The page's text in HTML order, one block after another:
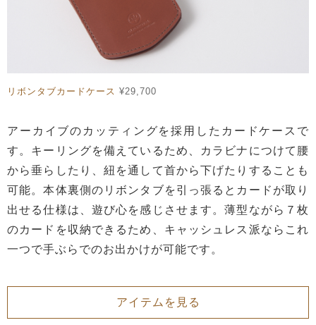
リボンタブカードケース ¥29,700
アーカイブのカッティングを採用したカードケースで
す。キーリングを備えているため、カラビナにつけて腰
から垂らしたり、紐を通して首から下げたりすることも
可能。本体裏側のリボンタブを引っ張るとカードが取り
出せる仕様は、遊び心を感じさせます。薄型ながら７枚
のカードを収納できるため、キャッシュレス派ならこれ
一つで手ぶらでのお出かけが可能です。
アイテムを見る